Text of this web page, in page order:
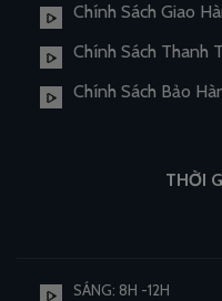
Chính Sách Giao
Chính Sách Thanh
Chính Sách Bảo
THỜI
SÁNG: 8H -12H